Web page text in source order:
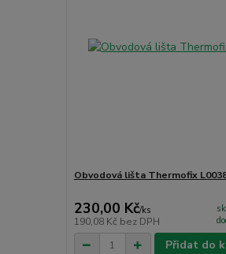
Obvodová lišta Thermofix
230,00 Kč/ks
190,08 Kč bez DPH
Přidat do